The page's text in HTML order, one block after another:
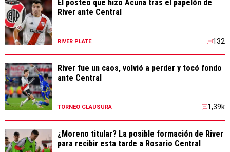
El posteo que hizo Acuña tras el papelón de
River ante Central
RIVER PLATE 132
River fue un caos, volvió a perder y tocó fondo
ante Central
TORNEO CLAUSURA 1,39k
¿Moreno titular? La posible formación de River
para recibir esta tarde a Rosario Central